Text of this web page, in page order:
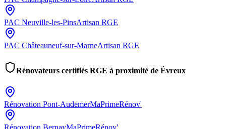
PAC Neuville-les-PinsArtisan RGE
PAC Châteauneuf-sur-MarneArtisan RGE
Rénovateurs certifiés RGE à proximité de Évreux
Rénovation Pont-AudemerMaPrimeRénov'
Rénovation BernayMaPrimeRénov'